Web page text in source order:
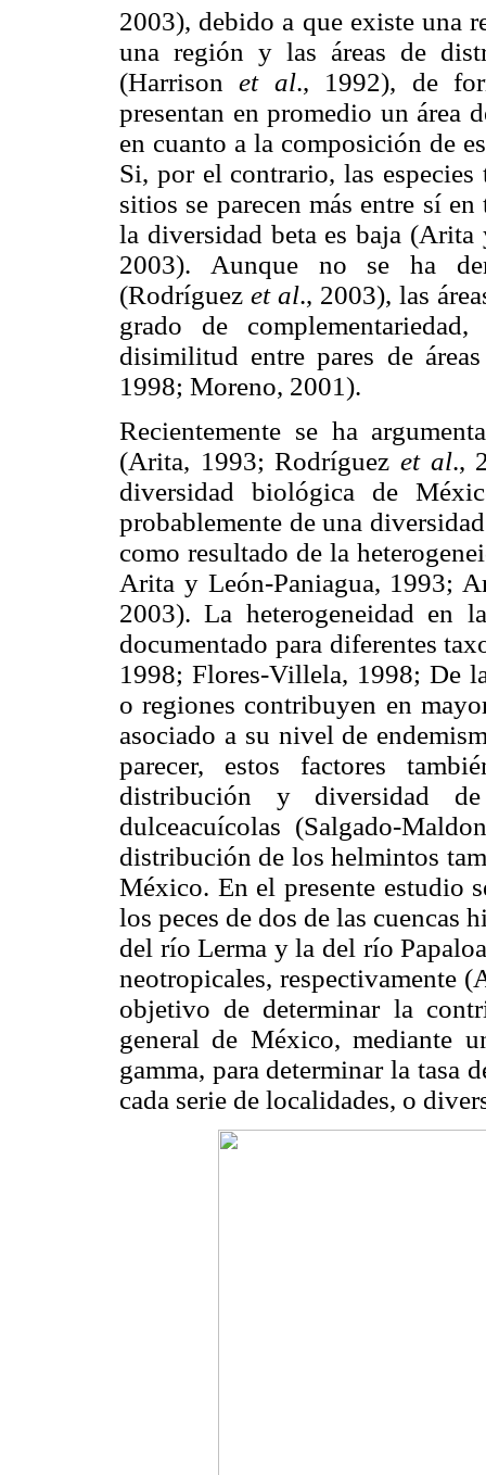
2003), debido a que existe una
una región y las áreas de
(Harrisonet al., 1992), de
presentan en promedio un área
en cuanto a la composición de
Si, por el contrario, las
sitios se parecen más entre sí
la diversidad beta es baja
2003). Aunque no se ha
(Rodríguez et al., 2003), las
grado de
disimilitud entre pares de
1998; Moreno, 2001).
Recientemente se ha
(Arita, 1993; Rodríguez et al.,
diversidad biológica de
probablemente de una
como resultado de la
Arita y León-Paniagua, 1993;
2003). La heterogeneidad en
documentado para diferentes
1998; Flores-Villela, 1998; De
o regiones contribuyen en
asociado a su nivel de
parecer, estos factores
distribución y diversidad
dulceacuícolas (Salgado-
distribución de los helmintos
México. En el presente estudio
los peces de dos de las cuencas
del río Lerma y la del río
neotropicales, respectivamente
objetivo de determinar la
general de México, mediante
gamma, para determinar la tasa
cada serie de localidades, o